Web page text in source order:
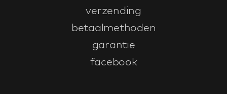
verzending
betaalmethoden
garantie
facebook